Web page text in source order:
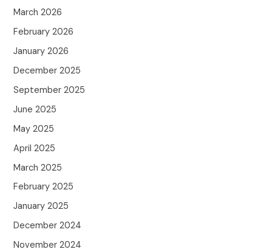
March 2026
February 2026
January 2026
December 2025
September 2025
June 2025
May 2025
April 2025
March 2025
February 2025
January 2025
December 2024
November 2024